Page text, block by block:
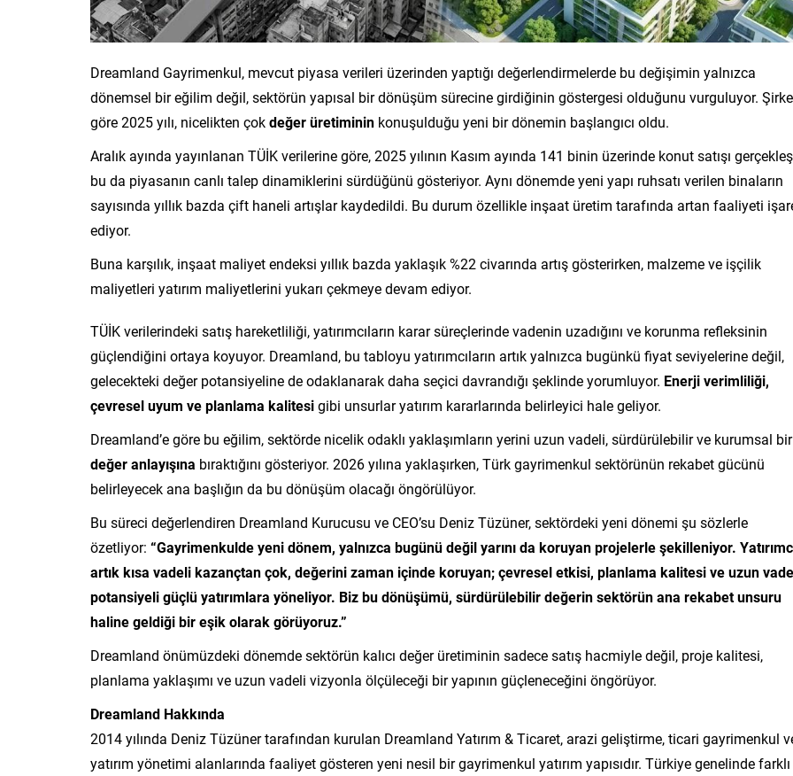
Dreamland Gayrimenkul, mevcut piyasa verileri üzerinden yaptığı değerlendirmelerde bu değişimin yalnızca
dönemsel bir eğilim değil, sektörün yapısal bir dönüşüm sürecine girdiğinin göstergesi olduğunu vurguluyor.
göre 2025 yılı, nicelikten çokdeğer üretiminin konuşulduğu yeni bir dönemin başlangıcı oldu.
Aralık ayında yayınlanan TÜİK verilerine göre, 2025 yılının Kasım ayında 141 binin üzerinde konut satışı
bu da piyasanın canlı talep dinamiklerini sürdüğünü gösteriyor. Aynı dönemde yeni yapı ruhsatı verilen binaların
sayısında yıllık bazda çift haneli artışlar kaydedildi. Bu durum özellikle inşaat üretim tarafında artan faaliyeti
ediyor.
Buna karşılık, inşaat maliyet endeksi yıllık bazda yaklaşık %22 civarında artış gösterirken, malzeme ve işçilik
maliyetleri yatırım maliyetlerini yukarı çekmeye devam ediyor.
TÜİK verilerindeki satış hareketliliği, yatırımcıların karar süreçlerinde vadenin uzadığını ve korunma refleksinin
güçlendiğini ortaya koyuyor. Dreamland, bu tabloyu yatırımcıların artık yalnızca bugünkü fiyat seviyelerine değil,
gelecekteki değer potansiyeline de odaklanarak daha seçici davrandığı şeklinde yorumluyor. Enerji verimliliği,
çevresel uyum ve planlama kalitesigibi unsurlar yatırım kararlarında belirleyici hale geliyor.
Dreamland’e göre bu eğilim, sektörde nicelik odaklı yaklaşımların yerini uzun vadeli, sürdürülebilir ve kurumsal bir
değer anlayışına bıraktığını gösteriyor. 2026 yılına yaklaşırken, Türk gayrimenkul sektörünün rekabet gücünü
belirleyecek ana başlığın da bu dönüşüm olacağı öngörülüyor.
Bu süreci değerlendiren Dreamland Kurucusu ve CEO’su Deniz Tüzüner, sektördeki yeni dönemi şu sözlerle
özetliyor: “Gayrimenkulde yeni dönem, yalnızca bugünü değil yarını da koruyan projelerle şekilleniyor.
artık kısa vadeli kazançtan çok, değerini zaman içinde koruyan; çevresel etkisi, planlama kalitesi ve uzun
potansiyeli güçlü yatırımlara yöneliyor. Biz bu dönüşümü, sürdürülebilir değerin sektörün ana rekabet unsuru
haline geldiği bir eşik olarak görüyoruz.”
Dreamland önümüzdeki dönemde sektörün kalıcı değer üretiminin sadece satış hacmiyle değil, proje kalitesi,
planlama yaklaşımı ve uzun vadeli vizyonla ölçüleceği bir yapının güçleneceğini öngörüyor.
Dreamland Hakkında
2014 yılında Deniz Tüzüner tarafından kurulan Dreamland Yatırım & Ticaret, arazi geliştirme, ticari gayrimenkul
yatırım yönetimi alanlarında faaliyet gösteren yeni nesil bir gayrimenkul yatırım yapısıdır. Türkiye genelinde farklı